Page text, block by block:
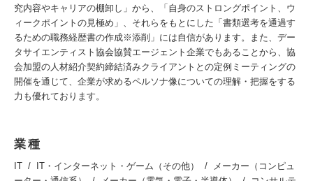
究内容やキャリアの棚卸し」から、「自身のストロングポイント、ウ
ィークポイントの見極め」、それらをもとにした「書類選考を通過す
るための職務経歴書の作成※添削」には自信があります。また、デー
タサイエンティスト協会協賛エージェント企業でもあることから、協
会加盟の人材紹介契約締結済みクライアントとの定例ミーティングの
開催を通じて、企業が求めるペルソナ像についての理解・把握をする
力も優れております。
業種
IT IT・インターネット・ゲーム（その他）
メーカー（コンピュ